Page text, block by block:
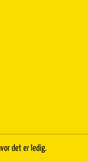
det er ledig.